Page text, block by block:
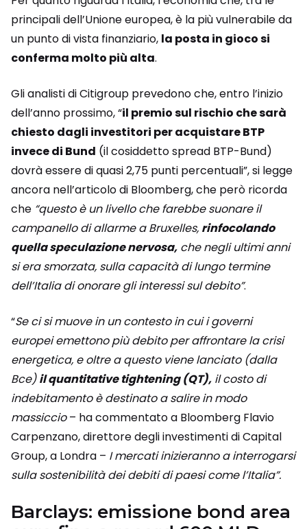
principali dell’Unione europea, è la più vulnerabile da
un punto di vista finanziario, la posta in gioco si
conferma molto più alta.
Gli analisti di Citigroup prevedono che, entro l’inizio
dell’anno prossimo, “il premio sul rischio che sarà
chiesto dagli investitori per acquistare BTP
invece di Bund (il cosiddetto spread BTP-Bund)
dovrà essere di quasi 2,75 punti percentuali”, si legge
ancora nell’articolo di Bloomberg, che però ricorda
che “questo è un livello che farebbe suonare il
campanello di allarme a Bruxelles, rinfocolando
quella speculazione nervosa, che negli ultimi anni
si era smorzata, sulla capacità di lungo termine
dell’Italia di onorare gli interessi sul debito”.
“Se ci si muove in un contesto in cui i governi
europei emettono più debito per affrontare la crisi
energetica, e oltre a questo viene lanciato (dalla
Bce)il quantitative tightening (QT), il costo di
indebitamento è destinato a salire in modo
massiccio– ha commentato a Bloomberg Flavio
Carpenzano, direttore degli investimenti di Capital
Group, a Londra – I mercati inizieranno a interrogarsi
sulla sostenibilità dei debiti di paesi come l’Italia”.
Barclays: emissione bond area